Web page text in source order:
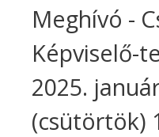
Meghívó -
Képviselő-
2025.
(csütörtök)